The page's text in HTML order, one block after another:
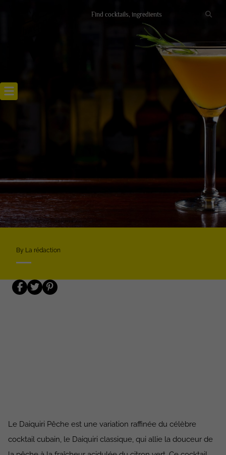
Recettes cocktails
Lieux
Actualités
RECETTE DAIQUIRI PÊCHE
By La rédaction
Le Daiquiri Pêche est une variation raffinée du célèbre
cocktail cubain, le Daiquiri classique, qui allie la douceur de